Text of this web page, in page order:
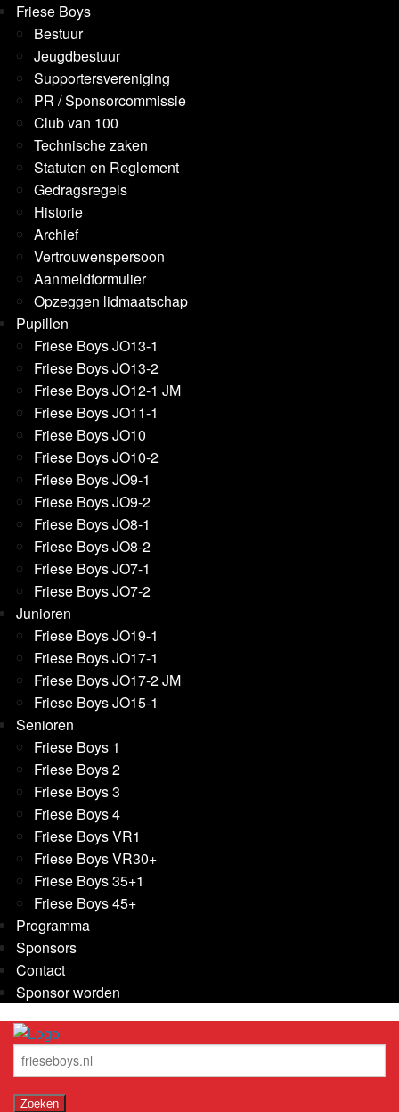
Friese Boys
Bestuur
Jeugdbestuur
Supportersvereniging
PR / Sponsorcommissie
Club van 100
Technische zaken
Statuten en Reglement
Gedragsregels
Historie
Archief
Vertrouwenspersoon
Aanmeldformulier
Opzeggen lidmaatschap
Pupillen
Friese Boys JO13-1
Friese Boys JO13-2
Friese Boys JO12-1 JM
Friese Boys JO11-1
Friese Boys JO10
Friese Boys JO10-2
Friese Boys JO9-1
Friese Boys JO9-2
Friese Boys JO8-1
Friese Boys JO8-2
Friese Boys JO7-1
Friese Boys JO7-2
Junioren
Friese Boys JO19-1
Friese Boys JO17-1
Friese Boys JO17-2 JM
Friese Boys JO15-1
Senioren
Friese Boys 1
Friese Boys 2
Friese Boys 3
Friese Boys 4
Friese Boys VR1
Friese Boys VR30+
Friese Boys 35+1
Friese Boys 45+
Programma
Sponsors
Contact
Sponsor worden